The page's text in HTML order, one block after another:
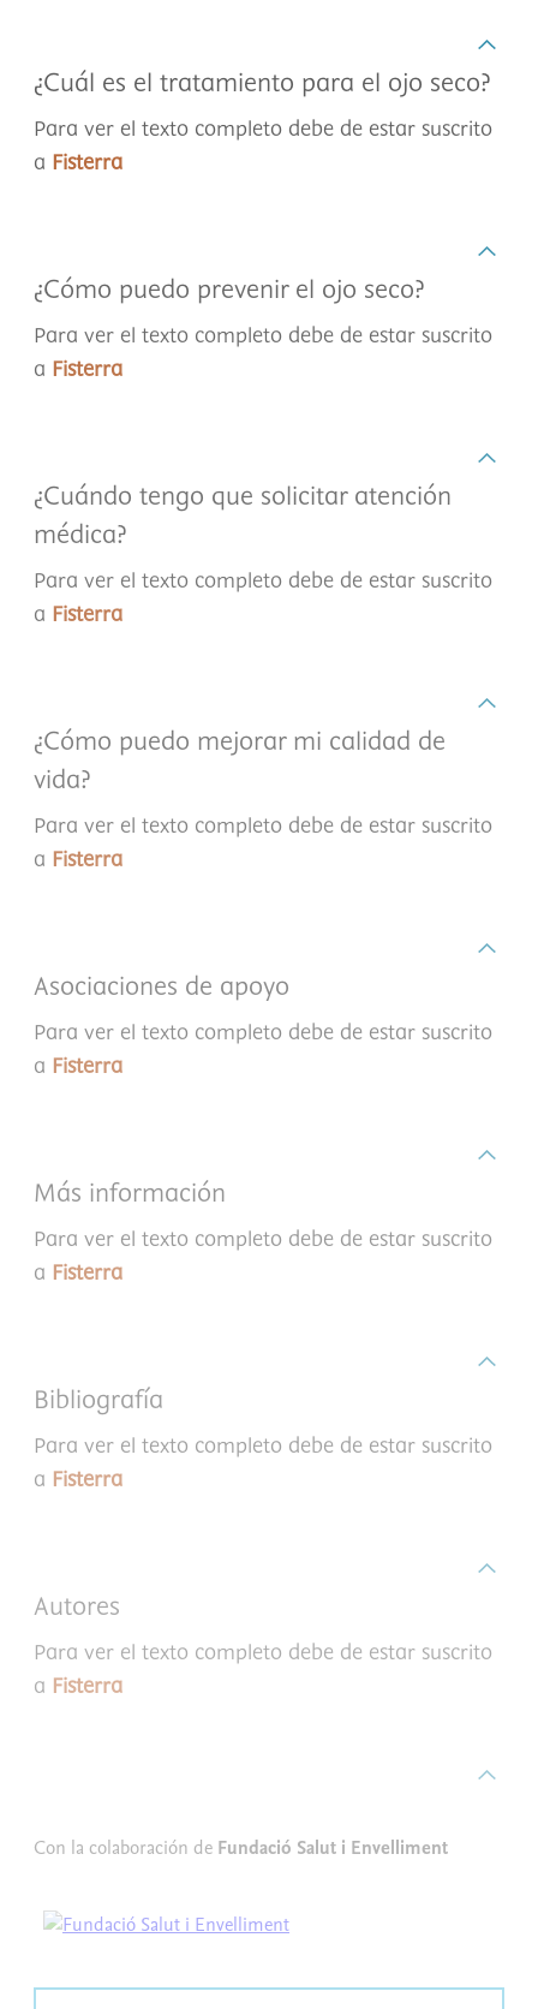
¿Cuál es el tratamiento para el ojo seco?
Para ver el texto completo debe de estar suscrito
a Fisterra
¿Cómo puedo prevenir el ojo seco?
Para ver el texto completo debe de estar suscrito
a Fisterra
¿Cuándo tengo que solicitar atención
médica?
Para ver el texto completo debe de estar suscrito
a Fisterra
¿Cómo puedo mejorar mi calidad de
vida?
Para ver el texto completo debe de estar suscrito
a Fisterra
Asociaciones de apoyo
Para ver el texto completo debe de estar suscrito
a Fisterra
Más información
Para ver el texto completo debe de estar suscrito
a Fisterra
Bibliografía
Para ver el texto completo debe de estar suscrito
a Fisterra
Autores
Para ver el texto completo debe de estar suscrito
a Fisterra
Con la colaboración de Fundació Salut i Envelliment